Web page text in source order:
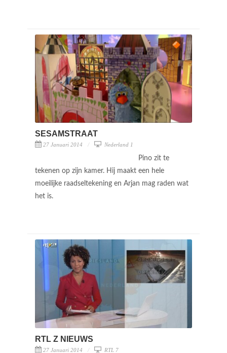
SESAMSTRAAT
27 Januari 2014 Nederland 1
Pino zit te
tekenen op zijn kamer. Hij maakt een hele
moeilijke raadseltekening en Arjan mag raden wat
het is.
RTL Z NIEUWS
27 Januari 2014 RTL 7